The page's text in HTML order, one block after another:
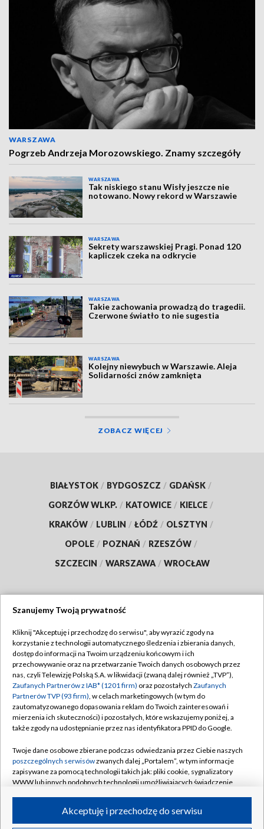
WARSZAWA
Pogrzeb Andrzeja Morozowskiego. Znamy szczegóły
WARSZAWA
Tak niskiego stanu Wisły jeszcze nie
notowano. Nowy rekord w Warszawie
WARSZAWA
Sekrety warszawskiej Pragi. Ponad 120
kapliczek czeka na odkrycie
WARSZAWA
Takie zachowania prowadzą do tragedii.
Czerwone światło to nie sugestia
WARSZAWA
Kolejny niewybuch w Warszawie. Aleja
Solidarności znów zamknięta
ZOBACZ WIĘCEJ
BIAŁYSTOK / BYDGOSZCZ / GDAŃSK /
GORZÓW WLKP. / KATOWICE / KIELCE /
KRAKÓW / LUBLIN / ŁÓDŹ / OLSZTYN /
OPOLE / POZNAŃ / RZESZÓW /
SZCZECIN / WARSZAWA / WROCŁAW
TVP
Abonament TVP
Emisja w TVP
Centrum informacji TVP
Naziemna Telewizja Cyfrowa
Rada Programowa
System NOS
Informacje o nadawcy
Program dla prasy
Regulamin TVP
Polityka prywatności
Moje zgody
Pomoc
Kontakt
Kanały
Szanujemy Twoją prywatność
Kliknij "Akceptuję i przechodzę do serwisu", aby wyrazić zgody na
korzystanie z technologii automatycznego śledzenia i zbierania danych,
dostęp do informacji na Twoim urządzeniu końcowym i ich
przechowywanie oraz na przetwarzanie Twoich danych osobowych przez
nas, czyli Telewizję Polską S.A. w likwidacji (zwaną dalej również „TVP”),
Zaufanych Partnerów z IAB* (1201 firm) oraz pozostałych Zaufanych
Partnerów TVP (93 firm), w celach marketingowych (w tym do
zautomatyzowanego dopasowania reklam do Twoich zainteresowań i
mierzenia ich skuteczności) i pozostałych, które wskazujemy poniżej, a
także zgody na udostępnianie przez nas identyfikatora PPID do Google.
Twoje dane osobowe zbierane podczas odwiedzania przez Ciebie naszych
poszczególnych serwisówzwanych dalej „Portalem”, w tym informacje
zapisywane za pomocą technologii takich jak: pliki cookie, sygnalizatory
WWW lub innych podobnych technologii umożliwiających świadczenie
ruchu w Internecie.Akceptuję i przechodzę do serwisu